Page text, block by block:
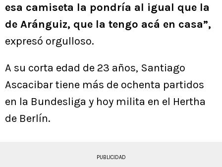
esa camiseta la pondría al igual que la
de Aránguiz, que la tengo acá en casa”,
expresó orgulloso.
A su corta edad de 23 años, Santiago
Ascacibar tiene más de ochenta partidos
en la Bundesliga y hoy milita en el Hertha
de Berlín.
PUBLICIDAD